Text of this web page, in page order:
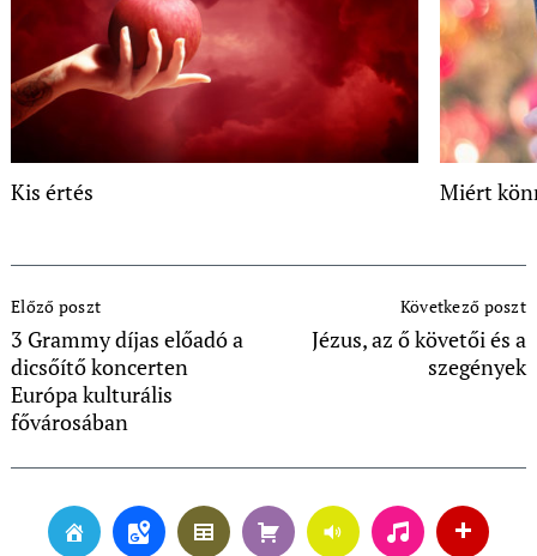
Kis értés Miért
Navigation
Előző poszt
3 Grammy díjas előadó a
dicsőítő koncerten
Európa kulturális
fővárosában
Következő poszt
Jézus, az ő követői és a
szegények